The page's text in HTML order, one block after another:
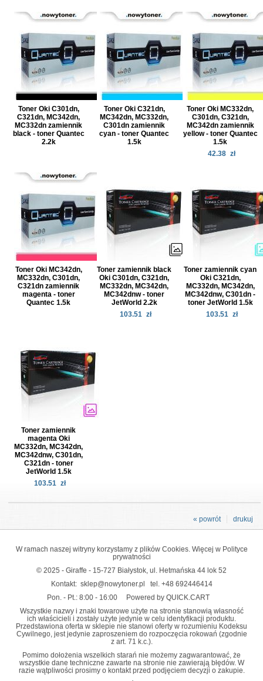
Toner Oki C301dn,
C321dn, MC342dn,
MC332dn zamiennik
black - toner Quantec
2.2k
Toner Oki C321dn,
MC342dn, MC332dn,
C301dn zamiennik
cyan - toner Quantec
1.5k
Toner Oki MC332dn,
C301dn, C321dn,
MC342dn zamiennik
yellow - toner Quantec
1.5k
42.38 zł
Toner Oki MC342dn,
MC332dn, C301dn,
C321dn zamiennik
magenta - toner
Quantec 1.5k
Toner zamiennik black
Oki C301dn, C321dn,
MC332dn, MC342dn,
MC342dnw - toner
JetWorld 2.2k
103.51 zł
Toner zamiennik cyan
Oki C321dn,
MC332dn, MC342dn,
MC342dnw, C301dn -
toner JetWorld 1.5k
103.51 zł
Toner zamiennik
magenta Oki
MC332dn, MC342dn,
MC342dnw, C301dn,
C321dn - toner
JetWorld 1.5k
103.51 zł
drukuj
« powrót
W ramach naszej witryny korzystamy z plików Cookies. Więcej w Polityce
prywatności
© 2025 - Giraffe - 15-727 Białystok, ul. Hetmańska 44 lok 52
Kontakt: sklep@nowytoner.pl tel. +48 692446414
Pon. - Pt.: 8:00 - 16:00
Powered by QUICK.CART
Wszystkie nazwy i znaki towarowe użyte na stronie stanowią własność
ich właścicieli i zostały użyte jedynie w celu identyfikacji produktu.
Przedstawiona oferta w sklepie nie stanowi oferty w rozumieniu Kodeksu
Cywilnego, jest jedynie zaproszeniem do rozpoczęcia rokowań (zgodnie
z art. 71 k.c.).
Pomimo dołożenia wszelkich starań nie możemy zagwarantować, że
wszystkie dane techniczne zawarte na stronie nie zawierają błędów. W
razie wątpliwości prosimy o kontakt przed podjęciem decyzji o zakupie.